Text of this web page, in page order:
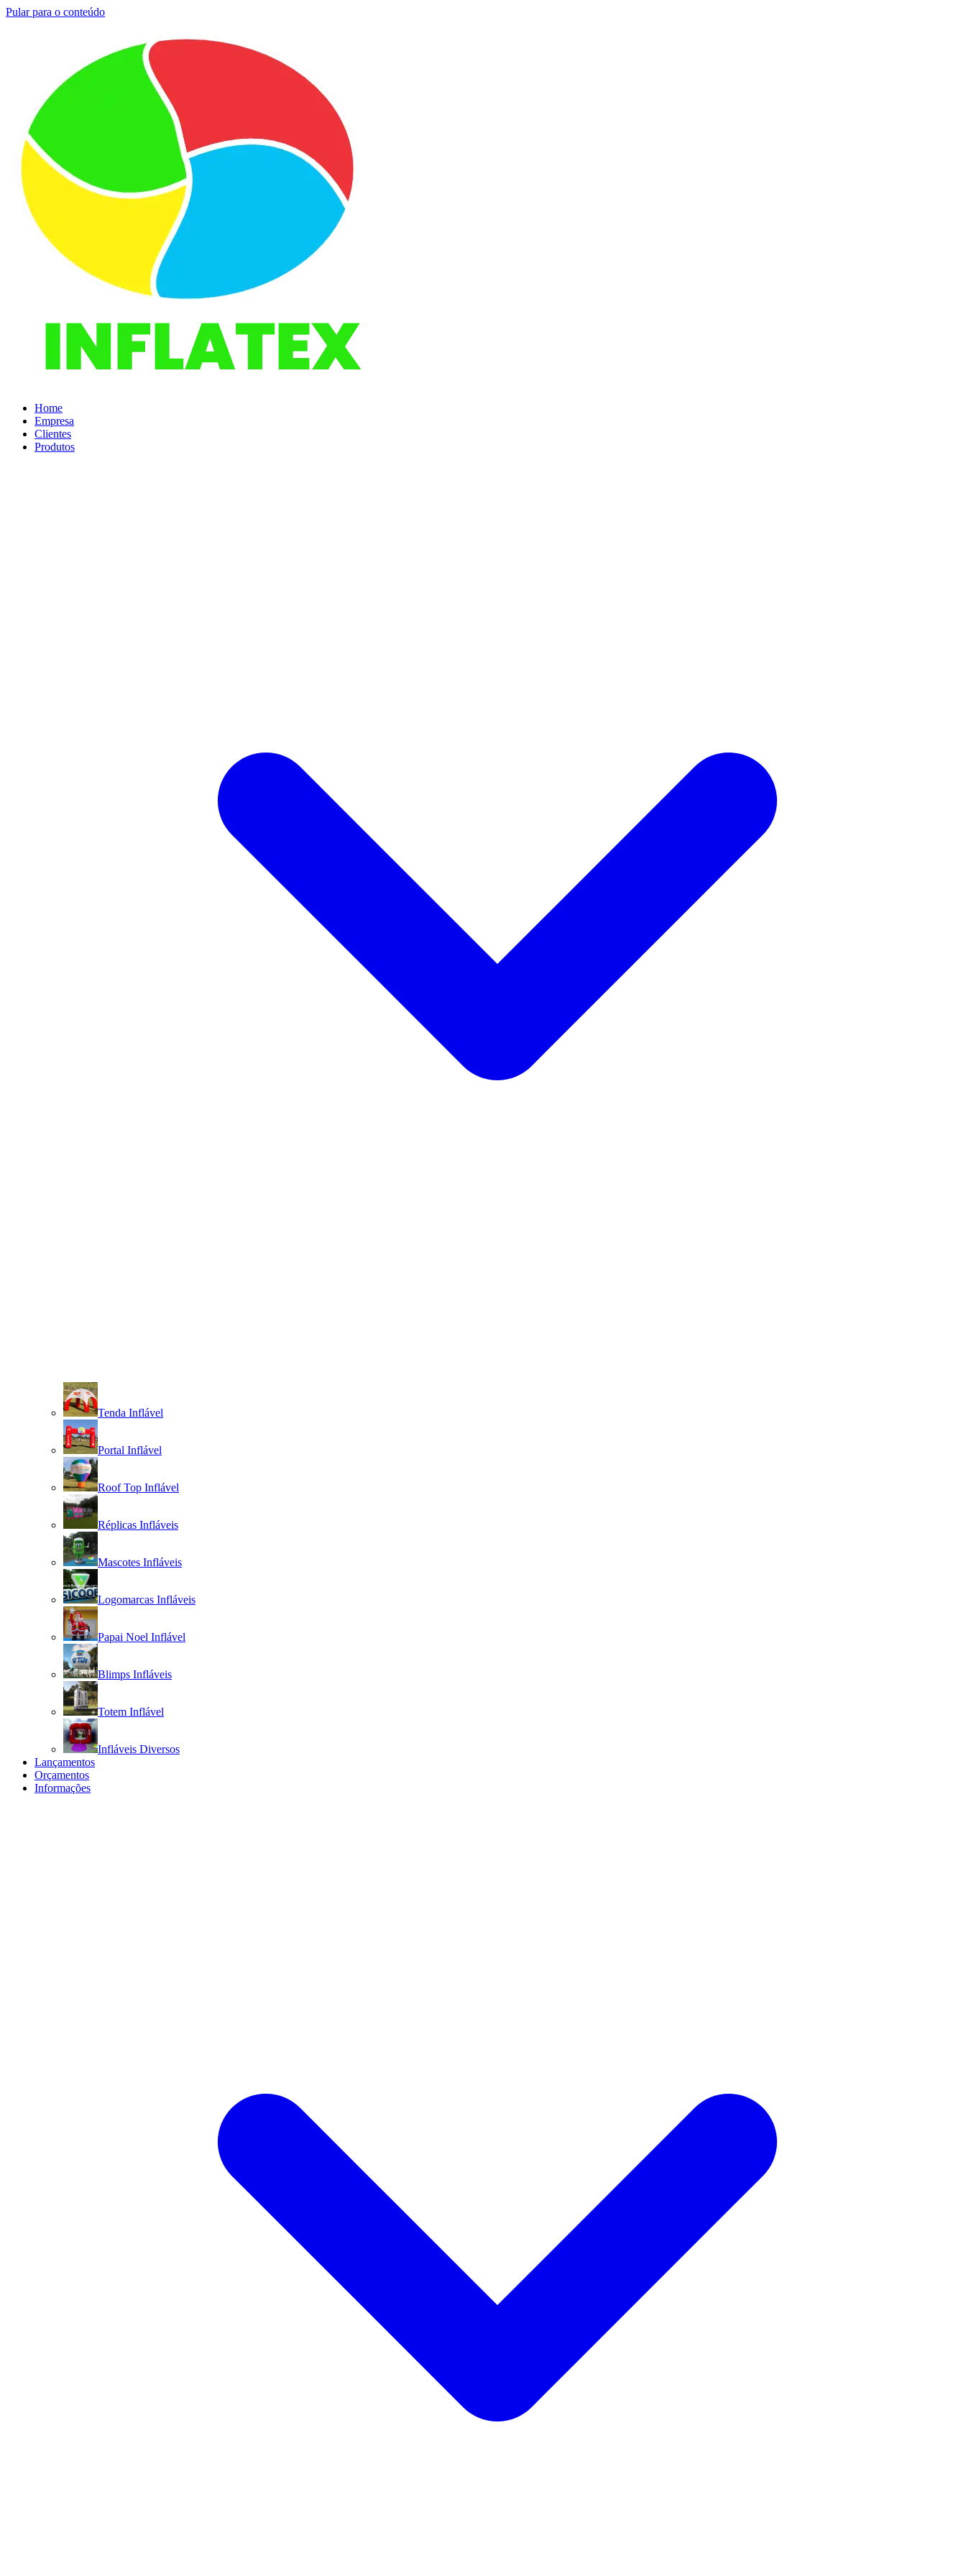
Pular para o conteúdo
Home
Empresa
Clientes
Produtos
Tenda Inflável
Portal Inflável
Roof Top Inflável
Réplicas Infláveis
Mascotes Infláveis
Logomarcas Infláveis
Papai Noel Inflável
Blimps Infláveis
Totem Inflável
Infláveis Diversos
Lançamentos
Orçamentos
Informações